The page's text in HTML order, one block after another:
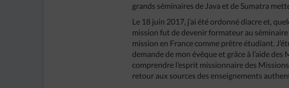
grands séminaires de Java et de Sumatra
Le 18 juin 2017, j’ai été ordonné diacre et,
mission fut de devenir formateur au
mission en France comme prêtre étudiant.
demande de mon évêque et grâce à l’aide
comprendre l’esprit missionnaire des
retour aux sources des enseignements